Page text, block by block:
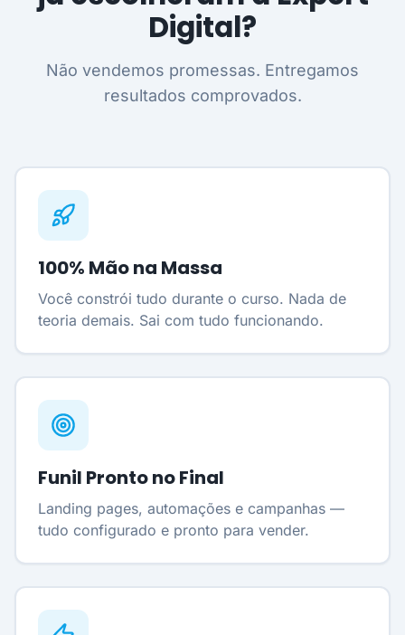
Digital?
Não vendemos promessas. Entregamos
resultados comprovados.
100% Mão na Massa
Você constrói tudo durante o curso. Nada de
teoria demais. Sai com tudo funcionando.
Funil Pronto no Final
Landing pages, automações e campanhas —
tudo configurado e pronto para vender.